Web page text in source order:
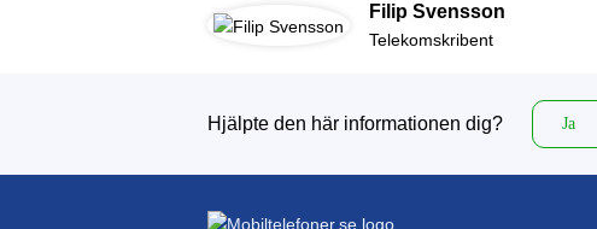
Filip Svensson
Telekomskribent
Hjälpte den här informationen dig? Ja